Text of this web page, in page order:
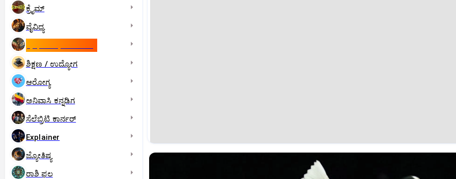
ಕ್ರೈಮ್
ವೈವಿಧ್ಯ
ಶಿಕ್ಷಣ / ಉದ್ಯೋಗ
ಆರೋಗ್ಯ
ಅನಿವಾಸಿ ಕನ್ನಡಿಗ
ಸೆಲೆಬ್ರಿಟಿ ಕಾರ್ನರ್‌
Explainer
ಜ್ಯೋತಿಷ್ಯ
ರಾಶಿ ಫಲ